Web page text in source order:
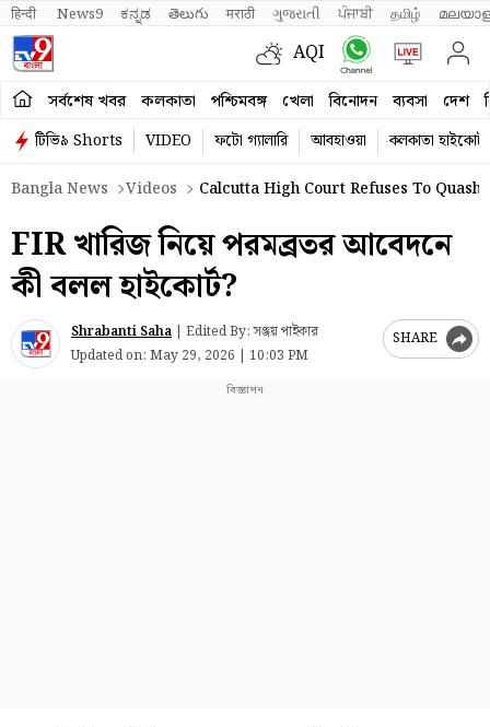
हिन्दी News9 ಕನ್ನಡ తెలుగు मराठी ગુજરાતી ਪੰਜਾਬੀ தமிழ்
AQI
সর্বশেষ খবর কলকাতা পশ্চিমবঙ্গ খেলা বিনোদন ব্যবসা দেশ
টিভি৯ Shorts VIDEO ফটো গ্যালারি আবহাওয়া
কলকাতা হাইকোর্ট
Bangla News
Videos Calcutta High Court Refuses To
FIR খারিজ নিয়ে পরমব্রতর আবেদনে
কী বলল হাইকোর্ট?
Shrabanti Saha | Edited By: সঞ্জয় পাইকার
Updated on: May 29, 2026 | 10:03 PM
SHARE